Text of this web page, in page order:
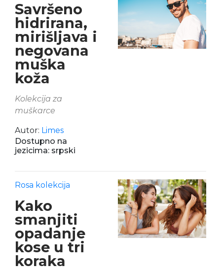
Savršeno
hidrirana,
mirišljava i
negovana
muška
koža
Kolekcija za
muškarce
Autor: Limes
Dostupno na
jezicima: srpski
Rosa kolekcija
Kako
smanjiti
opadanje
kose u tri
koraka